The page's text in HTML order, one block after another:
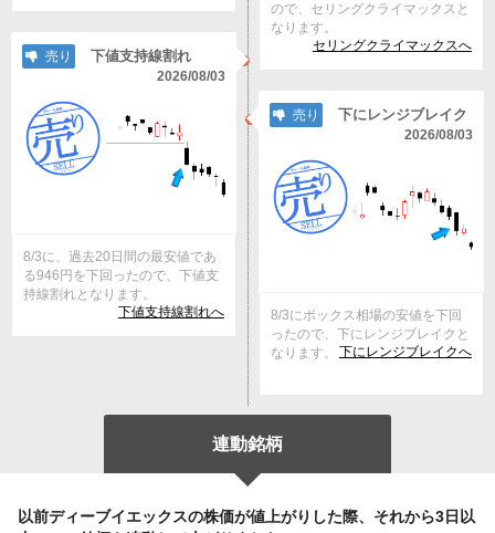
ので、セリングクライマックスと
なります。
セリングクライマックスへ
売り 下値支持線割れ
2026/08/03
8/3に、過去20日間の最安値であ
る946円を下回ったので、下値支
持線割れとなります。
下値支持線割れへ
売り 下にレンジブレイク
2026/08/03
8/3にボックス相場の安値を下回
ったので、下にレンジブレイクと
なります。
下にレンジブレイクへ
連動銘柄
以前ディーブイエックスの株価が値上がりした際、それから3日以